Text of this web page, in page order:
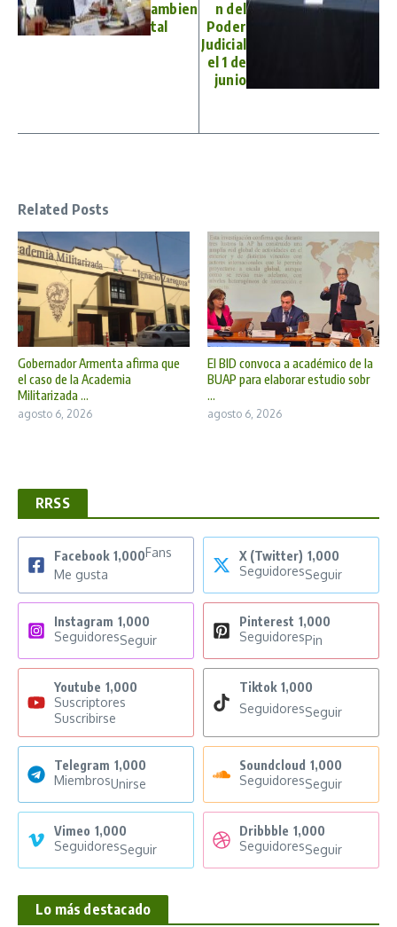
ambien
tal
n del
Poder
Judicial
el 1 de
junio
Related Posts
Gobernador Armenta afirma que
el caso de la Academia
Militarizada ...
agosto 6, 2026
El BID convoca a académico de la
BUAP para elaborar estudio sobr
...
agosto 6, 2026
RRSS
Facebook 1,000Fans
Me gusta
X (Twitter) 1,000
SeguidoresSeguir
Instagram 1,000
SeguidoresSeguir
Pinterest 1,000
SeguidoresPin
Youtube 1,000
Suscriptores
Suscribirse
Tiktok 1,000
SeguidoresSeguir
Telegram 1,000
MiembrosUnirse
Soundcloud 1,000
SeguidoresSeguir
Vimeo 1,000
SeguidoresSeguir
Dribbble 1,000
SeguidoresSeguir
Lo más destacado